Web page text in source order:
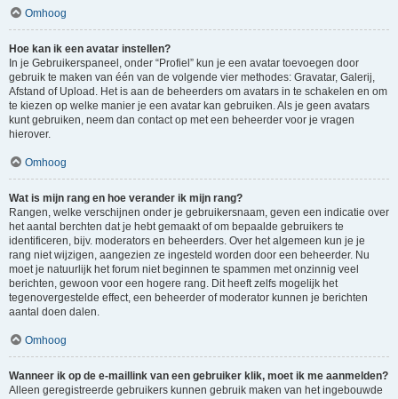
Omhoog
Hoe kan ik een avatar instellen?
In je Gebruikerspaneel, onder “Profiel” kun je een avatar toevoegen door
gebruik te maken van één van de volgende vier methodes: Gravatar, Galerij,
Afstand of Upload. Het is aan de beheerders om avatars in te schakelen en om
te kiezen op welke manier je een avatar kan gebruiken. Als je geen avatars
kunt gebruiken, neem dan contact op met een beheerder voor je vragen
hierover.
Omhoog
Wat is mijn rang en hoe verander ik mijn rang?
Rangen, welke verschijnen onder je gebruikersnaam, geven een indicatie over
het aantal berchten dat je hebt gemaakt of om bepaalde gebruikers te
identificeren, bijv. moderators en beheerders. Over het algemeen kun je je
rang niet wijzigen, aangezien ze ingesteld worden door een beheerder. Nu
moet je natuurlijk het forum niet beginnen te spammen met onzinnig veel
berichten, gewoon voor een hogere rang. Dit heeft zelfs mogelijk het
tegenovergestelde effect, een beheerder of moderator kunnen je berichten
aantal doen dalen.
Omhoog
Wanneer ik op de e-maillink van een gebruiker klik, moet ik me aanmelden?
Alleen geregistreerde gebruikers kunnen gebruik maken van het ingebouwde